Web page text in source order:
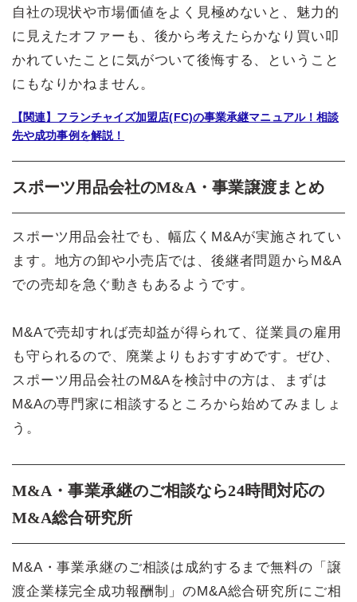
自社の現状や市場価値をよく見極めないと、魅力的
に見えたオファーも、後から考えたらかなり買い叩
かれていたことに気がついて後悔する、ということ
にもなりかねません。
【関連】フランチャイズ加盟店(FC)の事業承継マニュアル！相談
先や成功事例を解説！
スポーツ用品会社のM&A・事業譲渡まとめ
スポーツ用品会社でも、幅広くM&Aが実施されてい
ます。地方の卸や小売店では、後継者問題からM&A
での売却を急ぐ動きもあるようです。
M&Aで売却すれば売却益が得られて、従業員の雇用
も守られるので、廃業よりもおすすめです。ぜひ、
スポーツ用品会社のM&Aを検討中の方は、まずは
M&Aの専門家に相談するところから始めてみましょ
う。
M&A・事業承継のご相談なら24時間対応の
M&A総合研究所
M&A・事業承継のご相談は成約するまで無料の「譲
渡企業様完全成功報酬制」のM&A総合研究所にご相